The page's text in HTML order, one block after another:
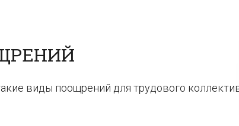
виды поощрений для трудового